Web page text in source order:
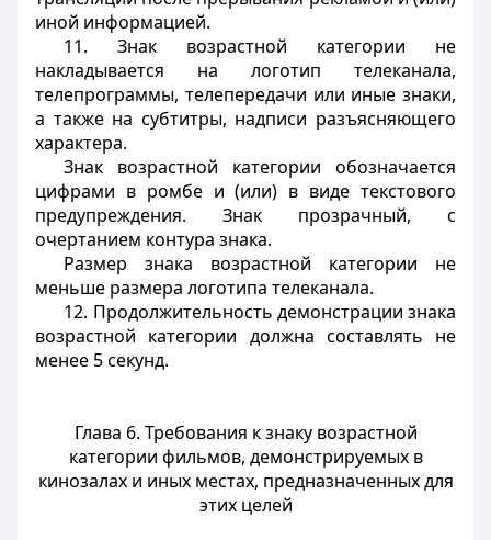
иной информацией.
11. Знак возрастной категории не
накладывается на логотип телеканала,
телепрограммы, телепередачи или иные знаки,
а также на субтитры, надписи разъясняющего
характера.
Знак возрастной категории обозначается
цифрами в ромбе и (или) в виде текстового
предупреждения. Знак прозрачный, с
очертанием контура знака.
Размер знака возрастной категории не
меньше размера логотипа телеканала.
12. Продолжительность демонстрации знака
возрастной категории должна составлять не
менее 5 секунд.
Глава 6. Требования к знаку возрастной
категории фильмов, демонстрируемых в
кинозалах и иных местах, предназначенных для
этих целей